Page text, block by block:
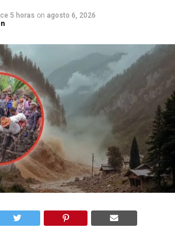
5 horas on agosto 6, 2026